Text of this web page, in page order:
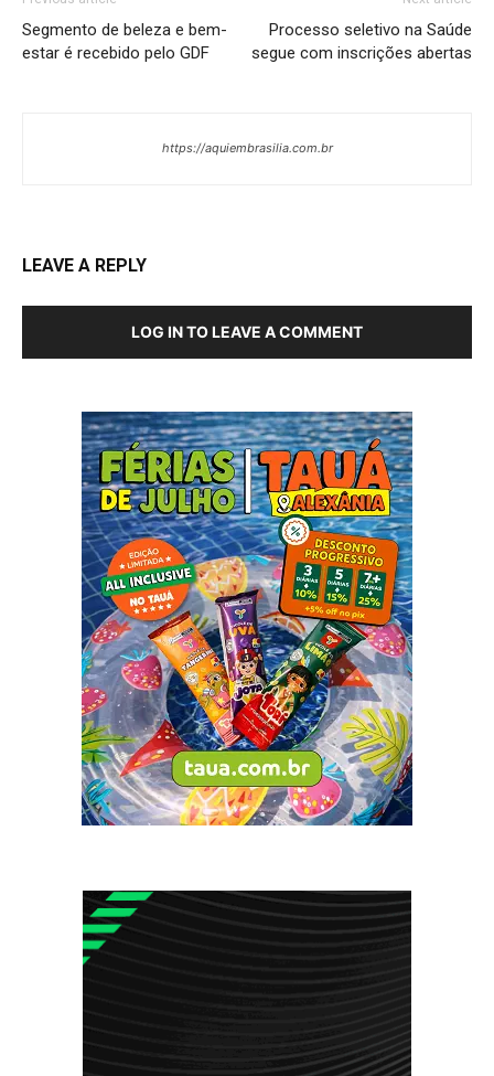
Segmento de beleza e bem-
estar é recebido pelo GDF
Processo seletivo na Saúde
segue com inscrições abertas
https://aquiembrasilia.com.br
LEAVE A REPLY
LOG IN TO LEAVE A COMMENT